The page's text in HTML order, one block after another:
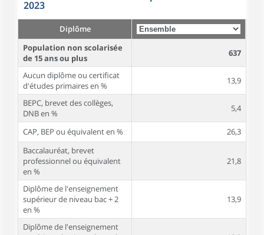
2023
Diplôme
Population non scolarisée
de 15 ans ou plus
637
Aucun diplôme ou certificat
d'études primaires en %
13,9
BEPC, brevet des collèges,
DNB en %
5,4
CAP, BEP ou équivalent en %
26,3
Baccalauréat, brevet
professionnel ou équivalent
en %
21,8
Diplôme de l'enseignement
supérieur de niveau bac + 2
en %
13,9
Diplôme de l'enseignement